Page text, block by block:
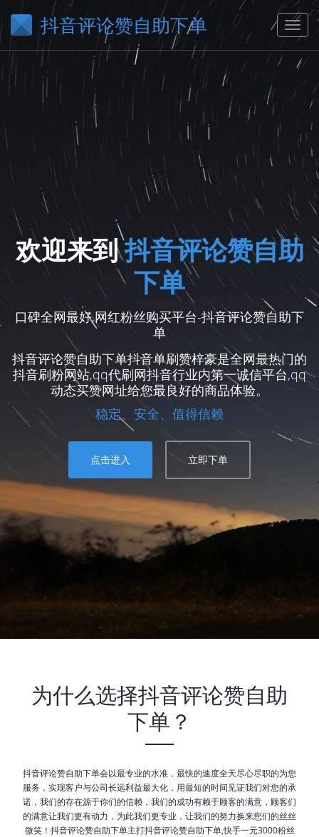
抖音评论赞自助下单
欢迎来到抖音评论赞自助
下单
口碑全网最好,网红粉丝购买平台-抖音评论赞自助下
单
抖音评论赞自助下单抖音单刷赞梓豪是全网最热门的
抖音刷粉网站,qq代刷网抖音行业内第一诚信平台,qq
动态买赞网址给您最良好的商品体验。
稳定、安全、值得信赖
点击进入 立即下单
为什么选择抖音评论赞自助
下单？
抖音评论赞自助下单会以最专业的水准，最快的速度全天尽心尽职的为您
服务，实现客户与公司长远利益最大化，用最短的时间见证我们对您的承
诺，我们的存在源于你们的信赖，我们的成功有赖于顾客的满意，顾客们
的满意让我们更有动力，为此我们更专业，让我们的努力换来您们的丝丝
微笑！抖音评论赞自助下单主打抖音评论赞自助下单,快手一元3000粉丝